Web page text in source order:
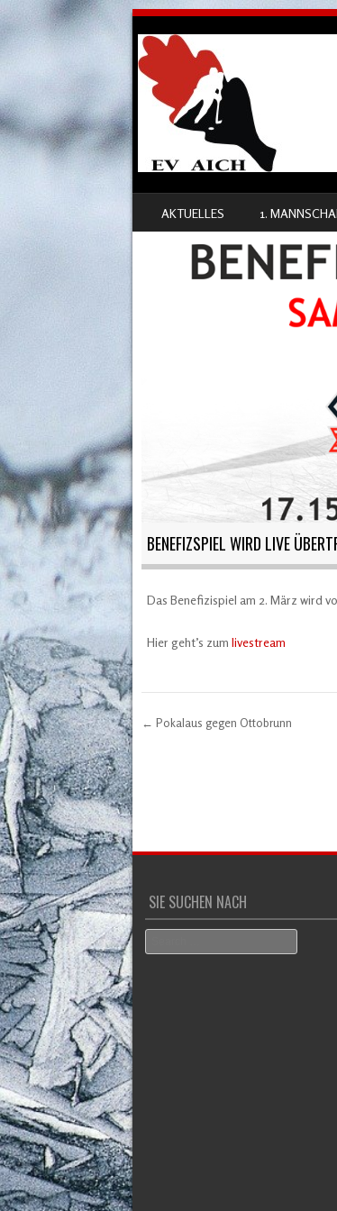
MENU
AKTUELLES 1.
BENEFIZSPIEL WIRD LIVE
Das Benefizispiel am 2. März wird
Hier geht’s zum livestream
← Pokalaus gegen Ottobrunn
SIE SUCHEN NACH